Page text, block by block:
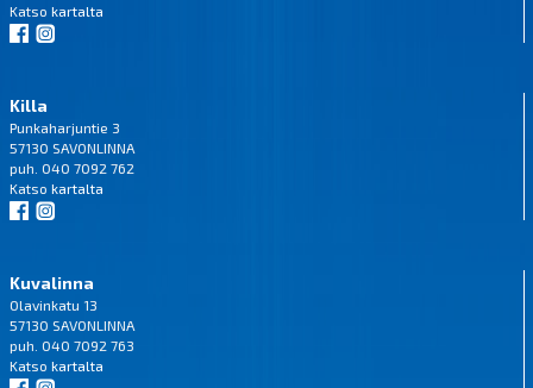
Katso kartalta
Killa
Punkaharjuntie 3
57130 SAVONLINNA
puh. 040 7092 762
Katso kartalta
Kuvalinna
Olavinkatu 13
57130 SAVONLINNA
puh. 040 7092 763
Katso kartalta